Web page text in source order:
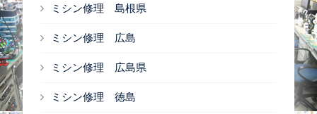
ミシン修理 島根県
ミシン修理 広島
ミシン修理 広島県
ミシン修理 徳島